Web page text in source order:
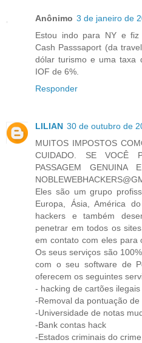
Anônimo 3 de janeiro de
Estou indo para NY e fiz
Cash Passsaport (da
dólar turismo e uma taxa
IOF de 6%.
Responder
LILIAN 30 de outubro de
MUITOS IMPOSTOS
CUIDADO. SE VOCÊ
PASSAGEM GENUINA
Eles são um grupo
Europa, Ásia, América
hackers e também
penetrar em todos os
em contato com eles para
Os seus serviços são
com o seu software de
oferecem os seguintes
- hacking de cartões ilegais
-Removal da pontuação
-Universidade de notas
-Bank contas hack
-Estados criminais do crime